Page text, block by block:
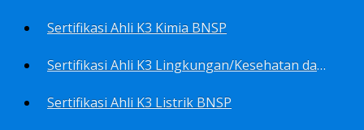
Sertifikasi Ahli K3 Kimia BNSP
Sertifikasi Ahli K3 Lingkungan/Kesehatan dan Keselamatan Kerja Lingkungan
Sertifikasi Ahli K3 Listrik BNSP